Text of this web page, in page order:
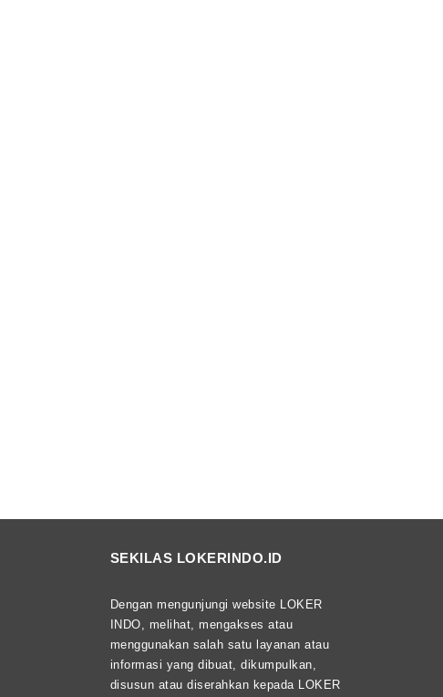
SEKILAS LOKERINDO.ID
Dengan mengunjungi website LOKER
INDO, melihat, mengakses atau
menggunakan salah satu layanan atau
informasi yang dibuat, dikumpulkan,
disusun atau diserahkan kepada LOKER